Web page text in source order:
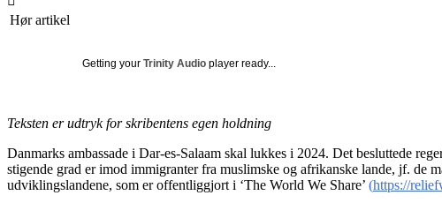
Hør artikel
Getting your Trinity Audio player ready...
Teksten er udtryk for skribentens egen holdning
Danmarks ambassade i Dar-es-Salaam skal lukkes i 2024. Det besluttede
stigende grad er imod immigranter fra muslimske og afrikanske lande, jf. de
udviklingslandene, som er offentliggjort i ‘The World We Share’ (https://